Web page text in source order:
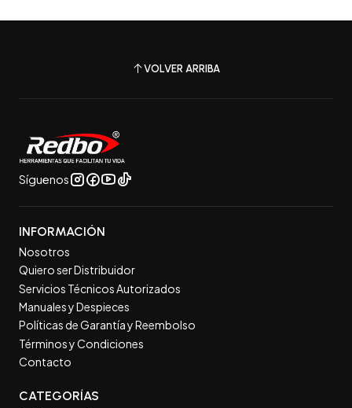
VOLVER ARRIBA
Síguenos
INFORMACIÓN
Nosotros
Quiero ser Distribuidor
Servicios Técnicos Autorizados
Manuales y Despieces
Políticas de Garantía y Reembolso
Términos y Condiciones
Contacto
CATEGORÍAS